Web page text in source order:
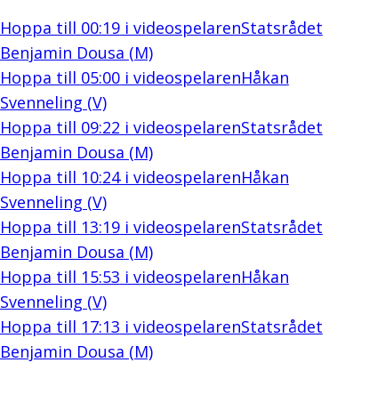
Hoppa till 00:19i videospelarenStatsrådet
Benjamin Dousa (M)
Hoppa till 05:00i videospelarenHåkan
Svenneling (V)
Hoppa till 09:22 i videospelarenStatsrådet
Benjamin Dousa (M)
Hoppa till 10:24i videospelarenHåkan
Svenneling (V)
Hoppa till 13:19i videospelarenStatsrådet
Benjamin Dousa (M)
Hoppa till 15:53 i videospelarenHåkan
Svenneling (V)
Hoppa till 17:13 i videospelarenStatsrådet
Benjamin Dousa (M)